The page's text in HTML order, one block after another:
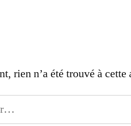
rien n’a été trouvé à